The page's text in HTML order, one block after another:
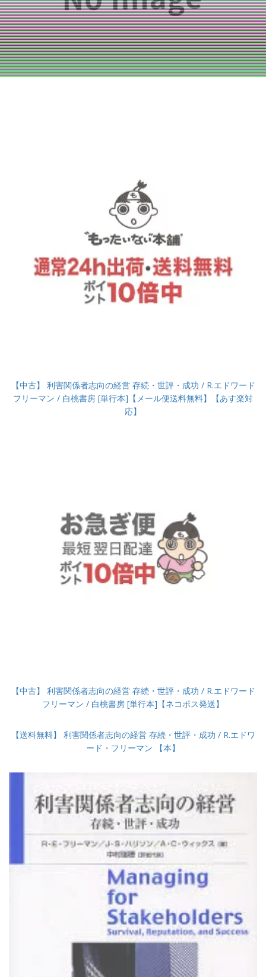
【中古】 利害関係者志向の経営 存続・世評・成功 / R.エドワード
フリーマン / 白桃書房 [単行本]【メール便送料無料】【あす楽対
応】
【中古】 利害関係者志向の経営 存続・世評・成功 / R.エドワード
フリーマン / 白桃書房 [単行本]【ネコポス発送】
【送料無料】 利害関係者志向の経営 存続・世評・成功 / R.エドワ
ード・フリーマン 【本】